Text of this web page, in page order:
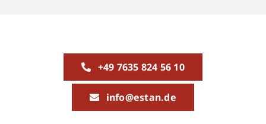
+49 7635 824 56 10
info@estan.de